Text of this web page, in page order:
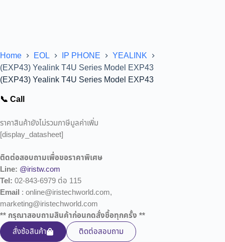
Home EOL IP PHONE
YEALINK
(EXP43) Yealink T4U Series Model EXP43
(EXP43) Yealink T4U Series Model EXP43
📞 Call
ราคาสินค้ายังไม่รวมภาษีมูลค่าเพิ่ม
[display_datasheet]
ติดต่อสอบถามเพื่อขอราคาพิเศษ
Line: @iristw.com
Tel: 02-843-6979 ต่อ 115
Email : online@iristechworld.com,
marketing@iristechworld.com
** กรุณาสอบถามสินค้าก่อนกดสั่งซื้อทุกครั้ง **
สั่งซ้อสินค้า
ติดต่อสอบถาม